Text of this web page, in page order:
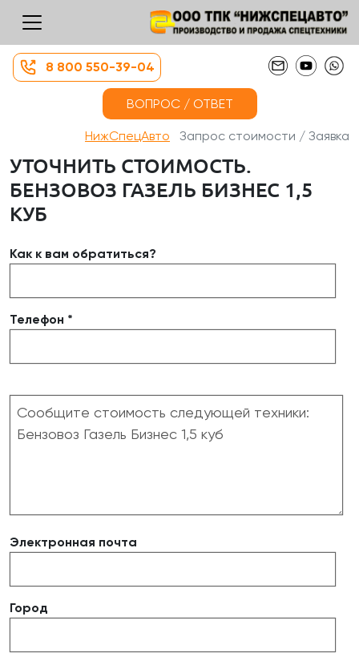
8 800 550-39-04
ВОПРОС / ОТВЕТ
НижСпецАвто Запрос стоимости / Заявка
УТОЧНИТЬ СТОИМОСТЬ.
БЕНЗОВОЗ ГАЗЕЛЬ БИЗНЕС 1,5
КУБ
Как к вам обратиться?
Телефон *
Электронная почта
Город